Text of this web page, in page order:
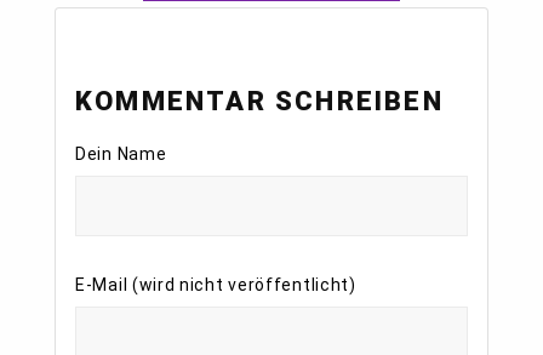
KOMMENTAR SCHREIBEN
Dein Name
E-Mail (wird nicht veröffentlicht)